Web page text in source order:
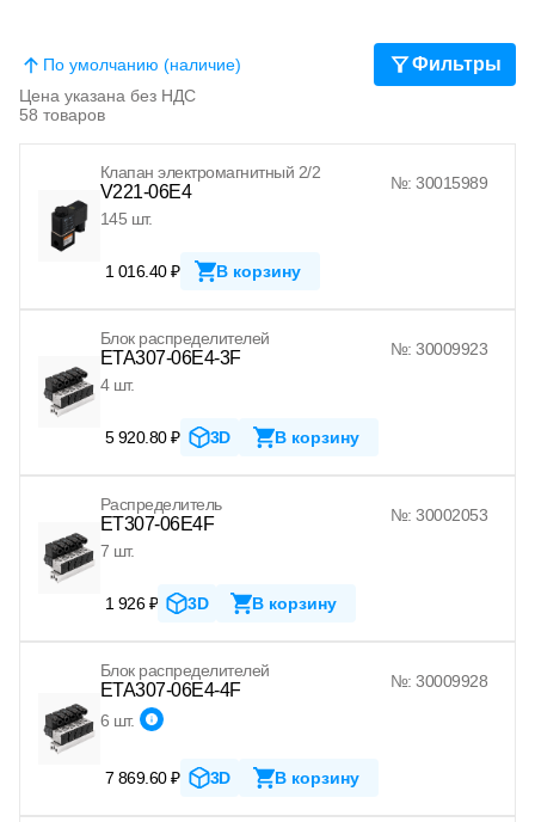
58 товаров
Цена указана без НДС
По умолчанию (наличие) Фильтры
Клапан электромагнитный 2/2
V221-06E4
№: 30015989
145 шт.
1 016.40 ₽ В корзину
Блок распределителей
ETA307-06E4-3F
№: 30009923
4 шт.
5 920.80 ₽ 3D В корзину
Распределитель
ET307-06E4F
№: 30002053
7 шт.
1 926 ₽ 3D В корзину
Блок распределителей
ETA307-06E4-4F №: 30009928
6 шт.
7 869.60 ₽ 3D В корзину